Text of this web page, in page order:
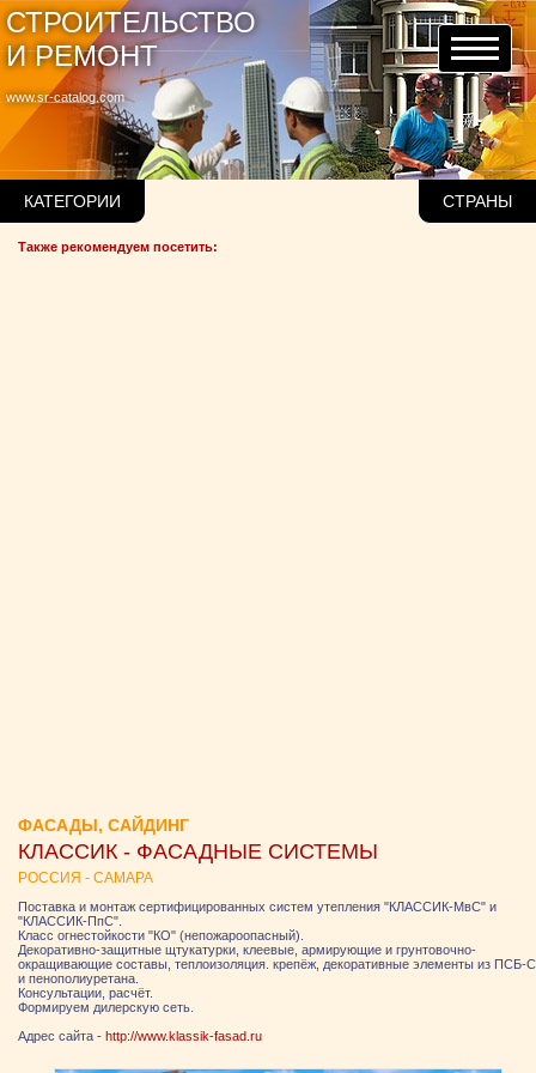
www.sr-catalog.com
СТРОИТЕЛЬСТВО
И РЕМОНТ
КАТЕГОРИИ СТРАНЫ
Также рекомендуем посетить:
ФАСАДЫ, САЙДИНГ
КЛАССИК - ФАСАДНЫЕ СИСТЕМЫ
РОССИЯ - САМАРА
Поставка и монтаж сертифицированных систем утепления "КЛАССИК-МвС" и
"КЛАССИК-ПпС".
Класс огнестойкости "КО" (непожароопасный).
Декоративно-защитные щтукатурки, клеевые, армирующие и грунтовочно-
окращивающие составы, теплоизоляция. крепёж, декоративные элементы из ПСБ-С
и пенополиуретана.
Консультации, расчёт.
Формируем дилерскую сеть.
Адрес сайта - http://www.klassik-fasad.ru